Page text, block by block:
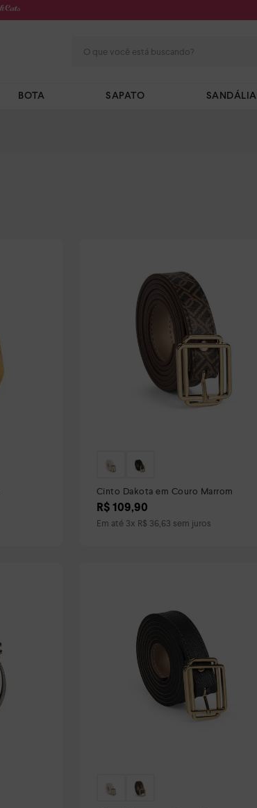
BOTA SAPATO SANDÁLIA
Cinto Dakota em Couro Marrom
R$ 109,90
Em até 3x R$ 36,63 sem juros